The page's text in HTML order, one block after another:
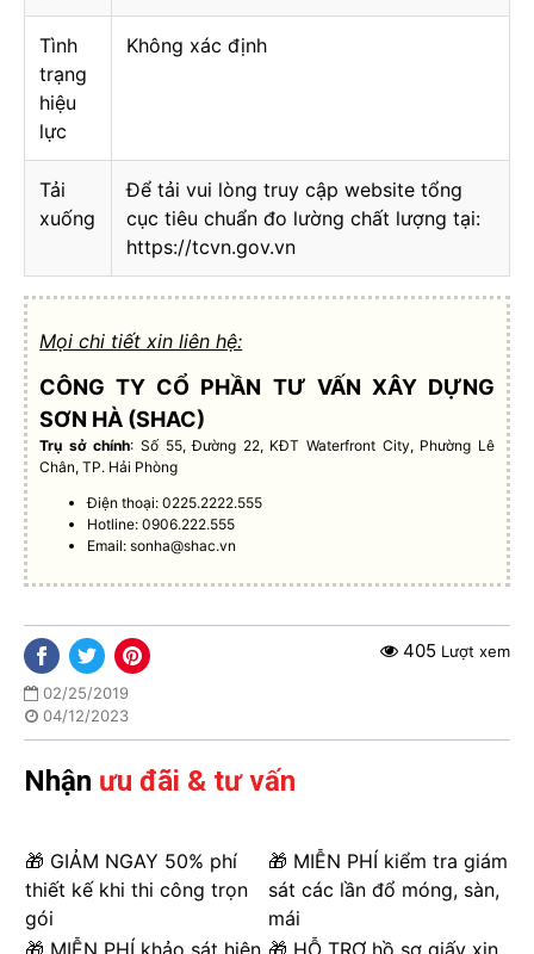
Tình
trạng
hiệu
lực
Không xác định
Tải
xuống
Để tải vui lòng truy cập website tổng
cục tiêu chuẩn đo lường chất lượng tại:
https://tcvn.gov.vn
Mọi chi tiết xin liên hệ:
CÔNG TY CỔ PHẦN TƯ VẤN XÂY DỰNG
SƠN HÀ (SHAC)
Trụ sở chính: Số 55, Đường 22, KĐT Waterfront City, Phường Lê
Chân, TP. Hải Phòng
Điện thoại: 0225.2222.555
Hotline: 0906.222.555
Email:sonha@shac.vn
02/25/2019
04/12/2023
405 Lượt xem
Nhận ưu đãi & tư vấn
🎁 GIẢM NGAY 50% phí
thiết kế khi thi công trọn
gói
🎁 MIỄN PHÍ kiểm tra giám
sát các lần đổ móng, sàn,
mái
🎁 MIỄN PHÍ khảo sát hiện 🎁 HỖ TRỢ hồ sơ giấy xin